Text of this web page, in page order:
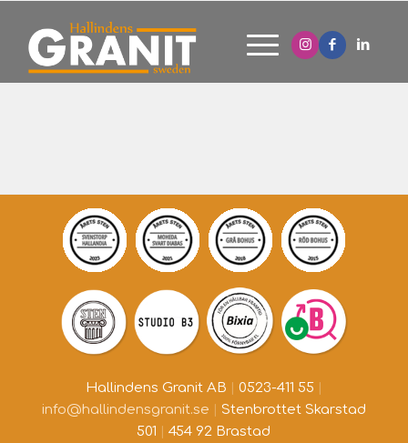
Hallindens Granit AB 0523-411 55|
info@hallindensgranit.se
Stenbrottet Skarstad
501 |454 92 Brastad